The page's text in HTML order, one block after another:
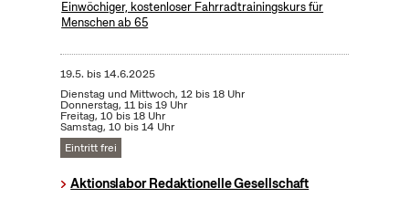
Einwöchiger, kostenloser Fahrradtrainingskurs für
Menschen ab 65
19.5. bis14.6.2025
Dienstag und Mittwoch, 12 bis 18 Uhr
Donnerstag, 11 bis 19 Uhr
Freitag, 10 bis 18 Uhr
Samstag, 10 bis 14 Uhr
Eintritt frei
Aktionslabor Redaktionelle Gesellschaft